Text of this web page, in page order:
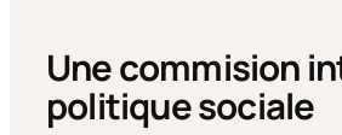
Une commision
politique sociale